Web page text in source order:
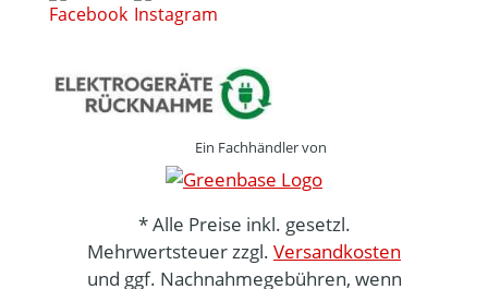
Ein Fachhändler von
* Alle Preise inkl. gesetzl.
Mehrwertsteuer zzgl. Versandkosten
und ggf. Nachnahmegebühren, wenn